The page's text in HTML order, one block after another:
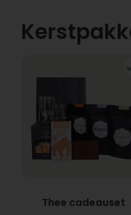
Thee cadeauset